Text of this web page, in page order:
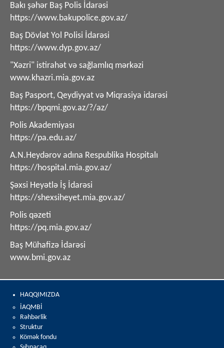
Bakı şəhər Baş Polis İdarəsi
https://www.bakupolice.gov.az/
Baş Dövlət Yol Polisi İdarəsi
https://www.dyp.gov.az/
"Xəzri" istirahət və sağlamlıq mərkəzi
www.khazri.mia.gov.az
Baş Pasport, Qeydiyyat və Miqrasiya idarəsi
https://bpqmi.gov.az/?/az/
Polis Akademiyası
https://pa.edu.az/
A.N.Heydərov adına Respublika Hospitalı
https://hospital.mia.gov.az/
Şəxsi Heyətlə İş İdarəsi
https://shexsiheyet.mia.gov.az/
Polis qəzeti
https://pq.mia.gov.az/
Baş Mühafizə İdarəsi
www.bmi.gov.az
HAQQIMIZDA
İAQMBİ
Rəhbərlik
Struktur
Kömək fondu